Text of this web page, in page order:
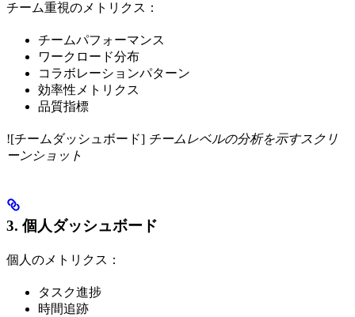
チーム重視のメトリクス：
チームパフォーマンス
ワークロード分布
コラボレーションパターン
効率性メトリクス
品質指標
![チームダッシュボード] チームレベルの分析を示すスクリ
ーンショット
3. 個人ダッシュボード
個人のメトリクス：
タスク進捗
時間追跡